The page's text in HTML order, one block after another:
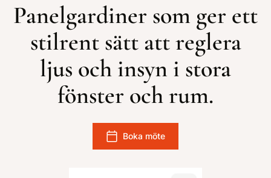
Panelgardiner som ger ett
stilrent sätt att reglera
ljus och insyn i stora
fönster och rum.
Boka möte